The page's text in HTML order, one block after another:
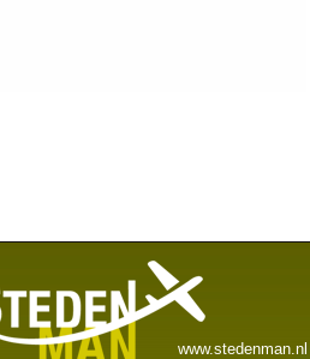
www.stedenman.nl